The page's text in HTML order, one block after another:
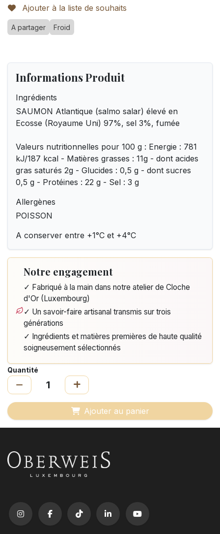
Ajouter à la liste de souhaits
A partager Froid
Informations Produit
Ingrédients
SAUMON Atlantique (salmo salar) élevé en
Ecosse (Royaume Uni) 97%, sel 3%, fumée
Valeurs nutritionnelles pour 100 g : Energie : 781
kJ/187 kcal - Matières grasses : 11g - dont acides
gras saturés 2g - Glucides : 0,5 g - dont sucres
0,5 g - Protéines : 22 g - Sel : 3 g
Allergènes
POISSON
A conserver entre +1°C et +4°C
Notre engagement
✓ Fabriqué à la main dans notre atelier de Cloche
d'Or (Luxembourg)
✓ Un savoir-faire artisanal transmis sur trois
générations
✓ Ingrédients et matières premières de haute qualité
soigneusement sélectionnés
Quantité
Ajouter au panier